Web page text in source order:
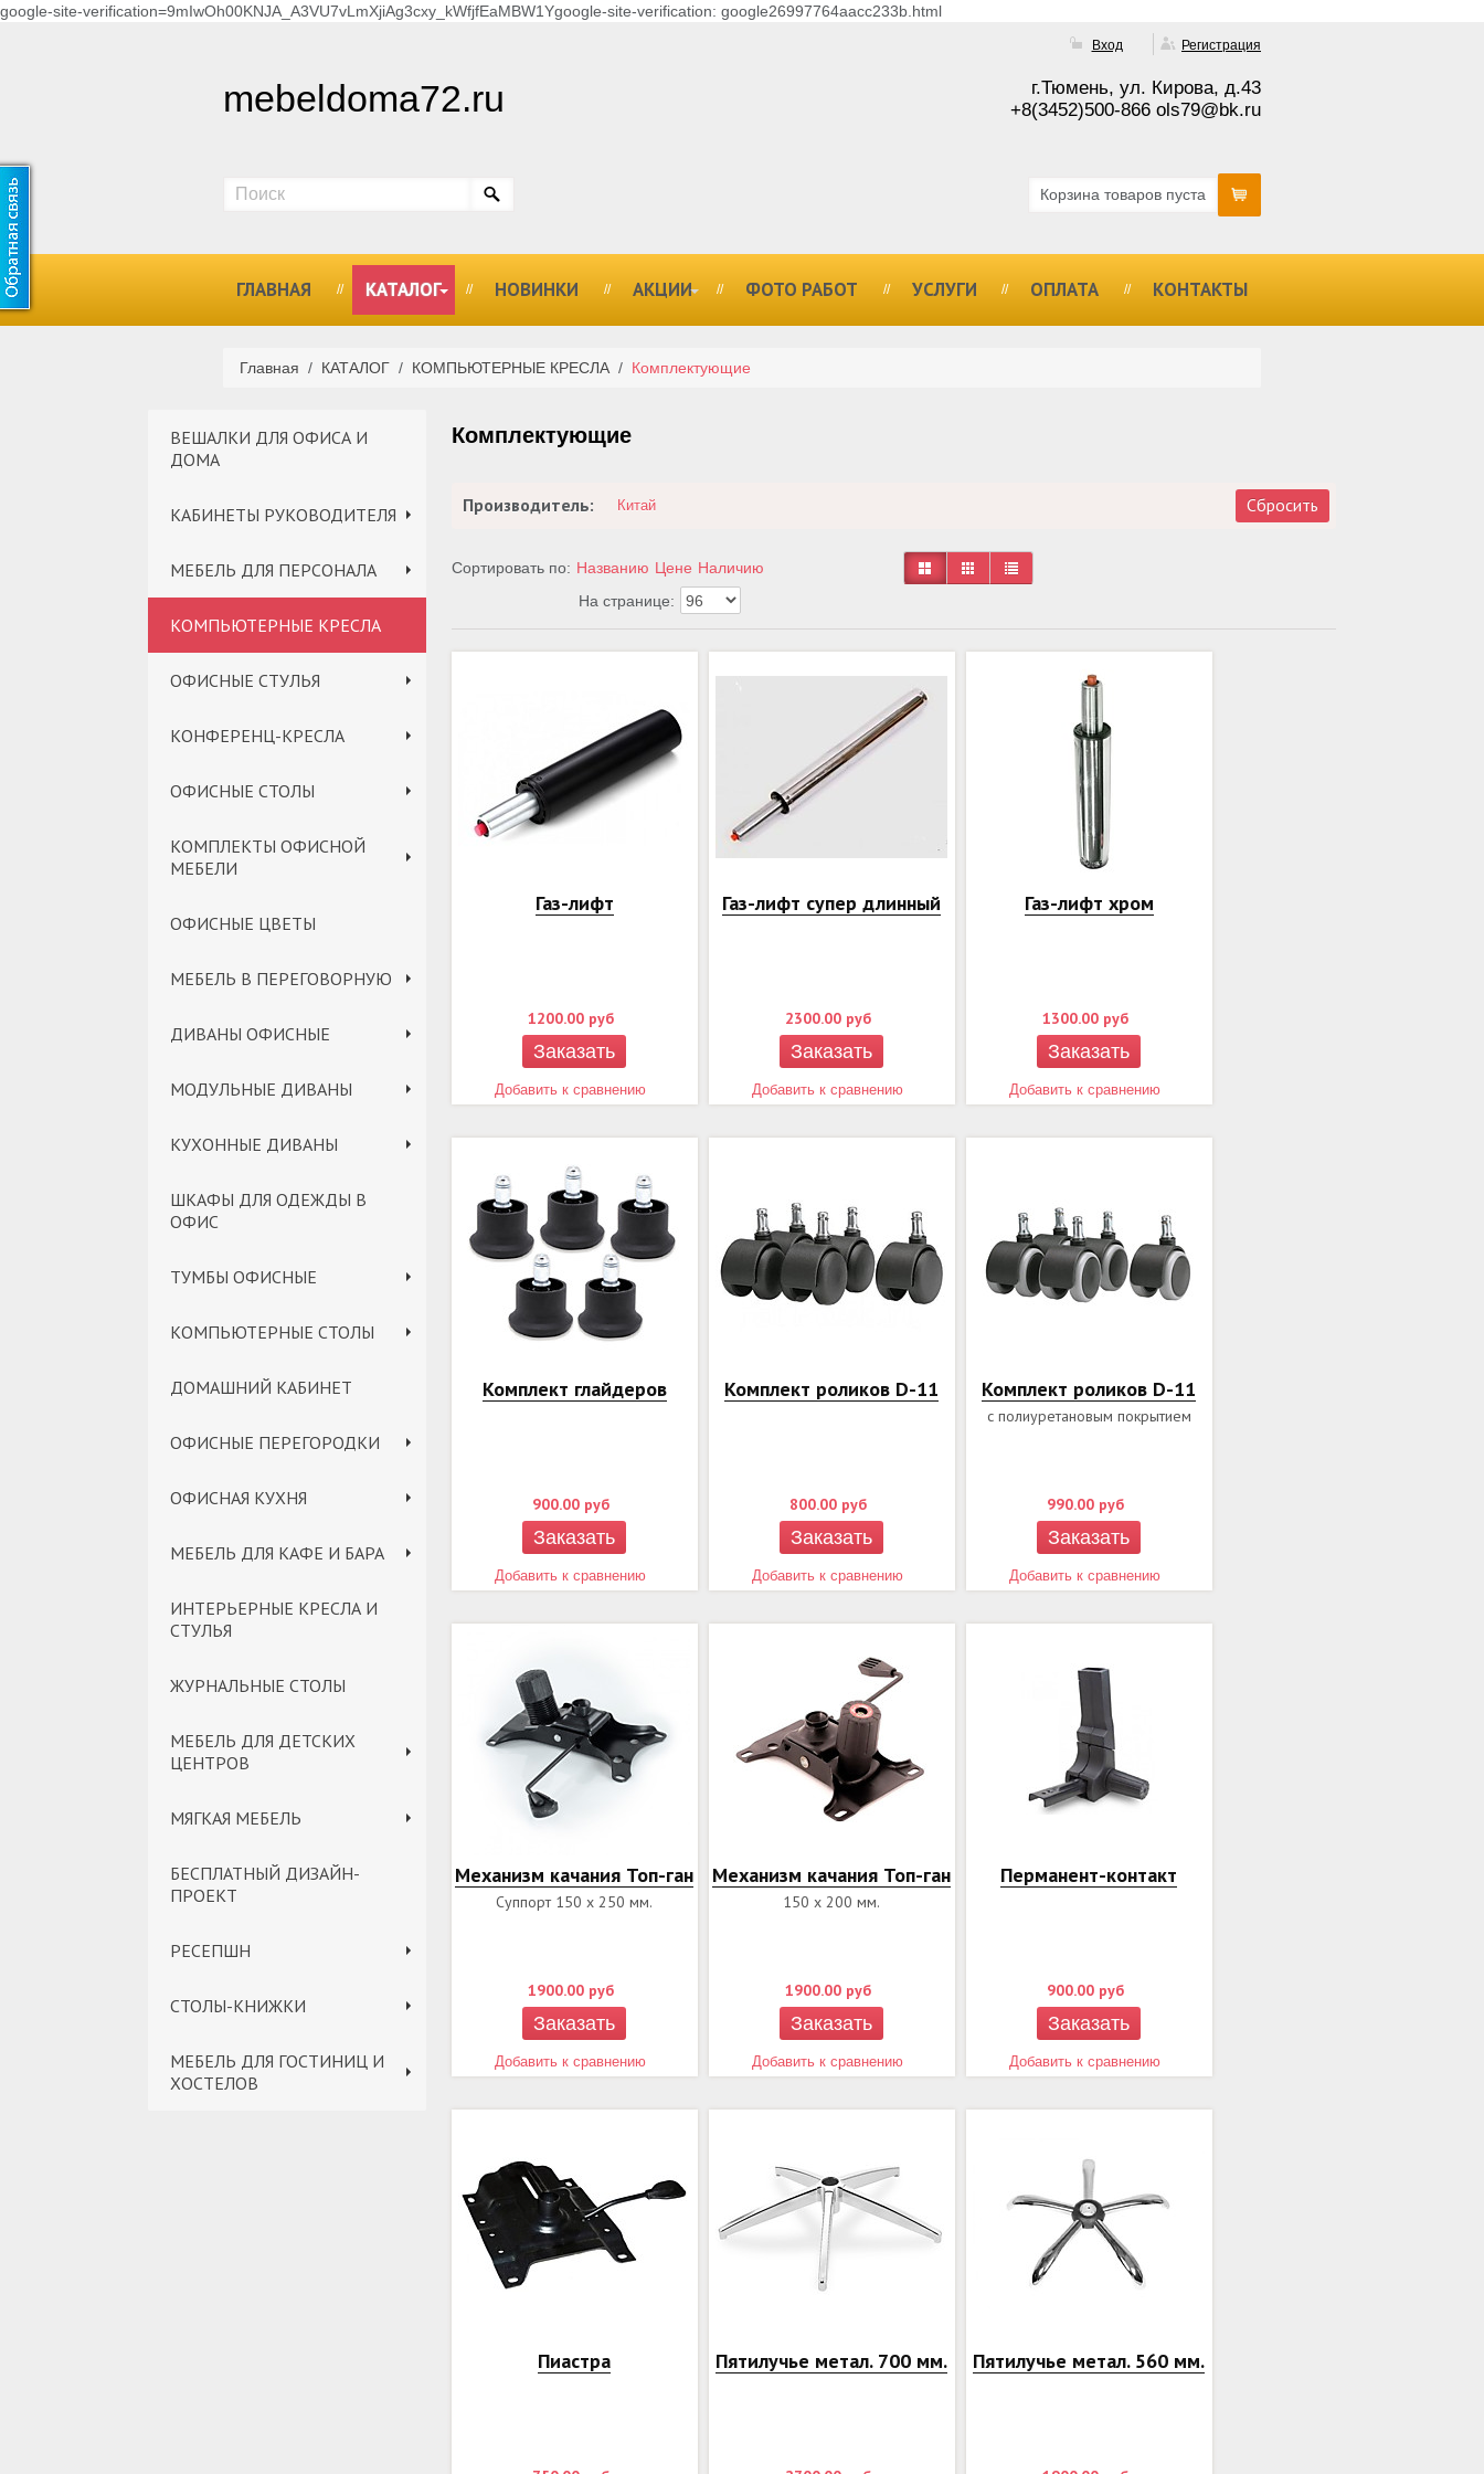
google-site-verification=9mIwOh00KNJA_A3VU7vLmXjiAg3cxy_kWfjfEaMBW1Ygoogle-site-verification: google26997764aacc233b.html
mebeldoma72.ru
г.Тюмень, ул. Кирова, д.43
+8(3452)500-866 ols79@bk.ru
Вход Регистрация
Корзина товаров пуста
ГЛАВНАЯ КАТАЛОГ НОВИНКИ АКЦИИ ФОТО РАБОТ УСЛУГИ ОПЛАТА КОНТАКТЫ
Главная / КАТАЛОГ / КОМПЬЮТЕРНЫЕ КРЕСЛА / Комплектующие
ВЕШАЛКИ ДЛЯ ОФИСА И
ДОМА
КАБИНЕТЫ РУКОВОДИТЕЛЯ
МЕБЕЛЬ ДЛЯ ПЕРСОНАЛА
КОМПЬЮТЕРНЫЕ КРЕСЛА
ОФИСНЫЕ СТУЛЬЯ
КОНФЕРЕНЦ-КРЕСЛА
ОФИСНЫЕ СТОЛЫ
КОМПЛЕКТЫ ОФИСНОЙ
МЕБЕЛИ
ОФИСНЫЕ ЦВЕТЫ
МЕБЕЛЬ В ПЕРЕГОВОРНУЮ
ДИВАНЫ ОФИСНЫЕ
МОДУЛЬНЫЕ ДИВАНЫ
КУХОННЫЕ ДИВАНЫ
ШКАФЫ ДЛЯ ОДЕЖДЫ В
ОФИС
ТУМБЫ ОФИСНЫЕ
КОМПЬЮТЕРНЫЕ СТОЛЫ
ДОМАШНИЙ КАБИНЕТ
ОФИСНЫЕ ПЕРЕГОРОДКИ
ОФИСНАЯ КУХНЯ
МЕБЕЛЬ ДЛЯ КАФЕ И БАРА
ИНТЕРЬЕРНЫЕ КРЕСЛА И
СТУЛЬЯ
ЖУРНАЛЬНЫЕ СТОЛЫ
МЕБЕЛЬ ДЛЯ ДЕТСКИХ
ЦЕНТРОВ
МЯГКАЯ МЕБЕЛЬ
БЕСПЛАТНЫЙ ДИЗАЙН-
ПРОЕКТ
РЕСЕПШН
СТОЛЫ-КНИЖКИ
МЕБЕЛЬ ДЛЯ ГОСТИНИЦ И
ХОСТЕЛОВ
Комплектующие
Производитель: Китай Сбросить
Сортировать по: Названию Цене Наличию
На странице:
Газ-лифт
1200.00 руб
Заказать
Добавить к сравнению
Газ-лифт супер длинный
2300.00 руб
Заказать
Добавить к сравнению
Газ-лифт хром
1300.00 руб
Заказать
Добавить к сравнению
Комплект глайдеров
900.00 руб
Заказать
Добавить к сравнению
Комплект роликов D-11
800.00 руб
Заказать
Добавить к сравнению
Комплект роликов D-11
с полиуретановым покрытием
990.00 руб
Заказать
Добавить к сравнению
Механизм качания Топ-ган
Суппорт 150 х 250 мм.
1900.00 руб
Заказать
Добавить к сравнению
Механизм качания Топ-ган
150 х 200 мм.
1900.00 руб
Заказать
Добавить к сравнению
Перманент-контакт
900.00 руб
Заказать
Добавить к сравнению
Пиастра Пятилучье метал. 700 мм. Пятилучье метал. 560 мм.